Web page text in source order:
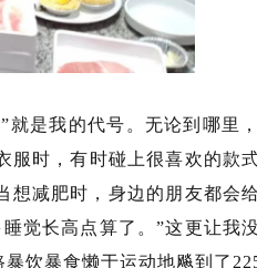
就是我的代号。无论到哪里
服时，有时碰上很喜欢的款
减肥时，身边的朋友都会
觉长高点算了。”这更让我
饮暴食懒于运动地飚到了